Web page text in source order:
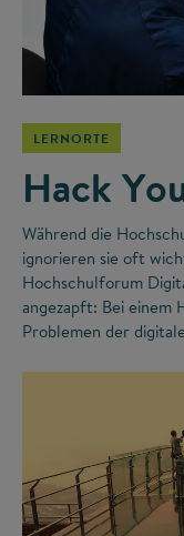
LERNORTE
Hack
Während die
ignorieren sie oft
Hochschulforum
angezapft: Bei einem
Problemen der